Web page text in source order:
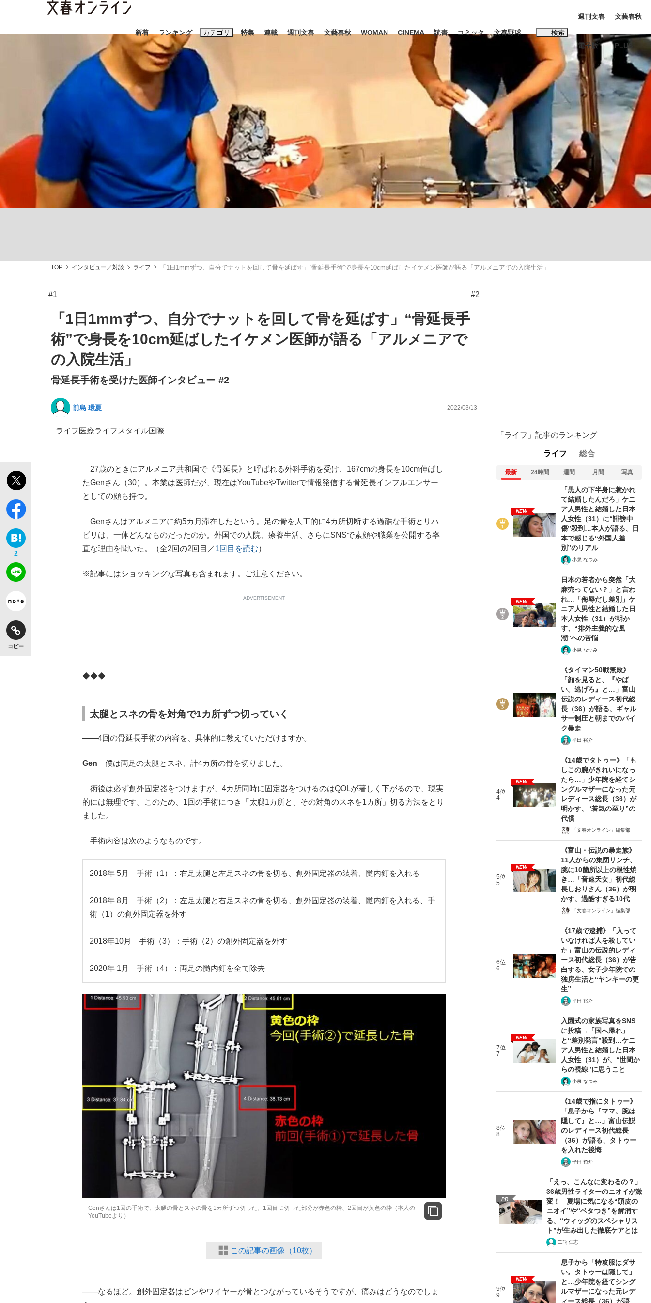
新着 ランキング カテゴリ
スクープ ニュース インタビュー
「90%は失敗する。でも…」本田圭佑が初めて明かした日本代表監督に... 「最悪の空気のまま解散」WBC日本代表“敗戦”の真実 選手が明かす...
特集
終戦から81年 私のあのとき、私のいま
連載 週刊文春 文藝春秋 WOMAN CINEMA 読書 コミック 文春野球 検索
おすすめのキーワードタグ一覧
#藤田晋 #三山凌輝 #高市早苗
#松田聖子
#玉木雄一郎
#亀和田武
週刊文春
電子版
文藝春秋
PLUS
TOP インタビュー／対談 ライフ 「1日1mmずつ、自分でナットを回して骨を延ばす」“骨延長手術”で身長を10cm延ばしたイケメン医師が語る「アルメニアでの入院生活」
#1 #2
「1日1mmずつ、自分でナットを回して骨を延ばす」“骨延長手
術”で身長を10cm延ばしたイケメン医師が語る「アルメニアで
の入院生活」
骨延長手術を受けた医師インタビュー #2
前島 環夏 2022/03/13
ライフ 医療ライフスタイル国際
2
コピー
27歳のときにアルメニア共和国で《骨延長》と呼ばれる外科手術を受け、167cmの身長を10cm伸ばし
たGenさん（30）。本業は医師だが、現在はYouTubeやTwitterで情報発信する骨延長インフルエンサー
としての顔も持つ。
Genさんはアルメニアに約5カ月滞在したという。足の骨を人工的に4カ所切断する過酷な手術とリハ
ビリは、一体どんなものだったのか。外国での入院、療養生活、さらにSNSで素顔や職業を公開する率
直な理由を聞いた。（全2回の2回目／1回目を読む）
※記事にはショッキングな写真も含まれます。ご注意ください。
ADVERTISEMENT
◆◆◆
太腿とスネの骨を対角で1カ所ずつ切っていく
――4回の骨延長手術の内容を、具体的に教えていただけますか。
Gen 僕は両足の太腿とスネ、計4カ所の骨を切りました。
術後は必ず創外固定器をつけますが、4カ所同時に固定器をつけるのはQOLが著しく下がるので、現実
的には無理です。このため、1回の手術につき「太腿1カ所と、その対角のスネを1カ所」切る方法をとり
ました。
手術内容は次のようなものです。
2018年 5月 手術（1）：右足太腿と左足スネの骨を切る、創外固定器の装着、髄内釘を入れる
2018年 8月 手術（2）：左足太腿と右足スネの骨を切る、創外固定器の装着、髄内釘を入れる、手
術（1）の創外固定器を外す
2018年10月 手術（3）：手術（2）の創外固定器を外す
2020年 1月 手術（4）：両足の髄内釘を全て除去
Genさんは1回の手術で、太腿の骨とスネの骨を1カ所ずつ切った。1回目に切った部分が赤色の枠、2回目が黄色の枠（本人の
YouTubeより）
この記事の画像（10枚）
――なるほど。創外固定器はピンやワイヤーが骨とつながっているそうですが、痛みはどうなのでしょ
「ライフ」記事のランキング
ライフ 総合
最新 24時間 週間 月間 写真
NEW
「黒人の下半身に惹かれ
て結婚したんだろ」ケニ
ア人男性と結婚した日本
人女性（31）に“誹謗中
傷”殺到…本人が語る、日
本で感じる“外国人差
別”のリアル
小泉 なつみ
NEW
日本の若者から突然「大
麻売ってない？」と言わ
れ…「侮辱だし差別」ケ
ニア人男性と結婚した日
本人女性（31）が明か
す、“排外主義的な風
潮”への苦悩
小泉 なつみ
《タイマン50戦無敗》
「顔を見ると、『やば
い。逃げろ』と…」富山
伝説のレディース初代総
長（36）が語る、ギャル
サー制圧と朝までのバイ
ク暴走
平田 裕介
4位
4
NEW
《14歳でタトゥー》「も
しこの腕がきれいになっ
たら…」少年院を経てシ
ングルマザーになった元
レディース総長（36）が
明かす、“若気の至り”の
代償
「文春オンライン」編集部
5位
5
NEW
《富山・伝説の暴走族》
11人からの集団リンチ、
腕に10箇所以上の根性焼
き…「音速天女」初代総
長しおりさん（36）が明
かす、過酷すぎる10代
「文春オンライン」編集部
6位
6
《17歳で逮捕》「入って
いなければ人を殺してい
た」富山の伝説的レディ
ース初代総長（36）が告
白する、女子少年院での
独房生活と“ヤンキーの更
生”
平田 裕介
7位
7
NEW
入園式の家族写真をSNS
に投稿→「国へ帰れ」
と“差別発言”殺到…ケニ
ア人男性と結婚した日本
人女性（31）が、“世間か
らの視線”に思うこと
小泉 なつみ
8位
8
《14歳で指にタトゥー》
「息子から『ママ、腕は
隠して』と…」富山伝説
のレディース初代総長
（36）が語る、タトゥー
を入れた後悔
平田 裕介
PR
「えっ、こんなに変わるの？」
36歳男性ライターのニオイが激
変！ 夏場に気になる“頭皮の
ニオイ”や“ベタつき”を解消す
る、“ウィッグのスペシャリス
ト”が生み出した徹底ケアとは
二瓶 仁志
9位
9
NEW
息子から「特攻服はダサ
い。タトゥーは隠して」
と…少年院を経てシング
ルマザーになった元レデ
ィース総長（36）が語